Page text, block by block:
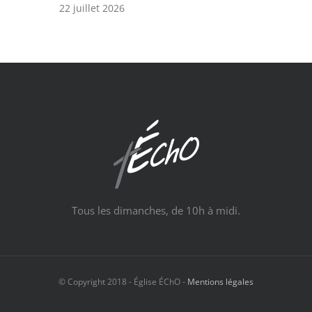
22 juillet 2026
Tous les dimanches, de 10h à midi.
© Copyright 2018 - Église ÉChO - Mentions légales